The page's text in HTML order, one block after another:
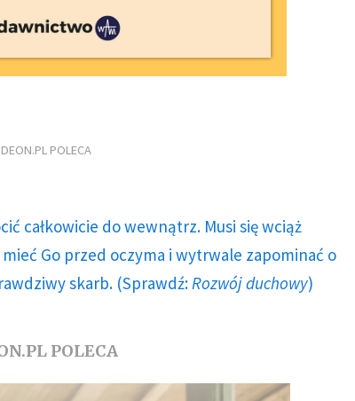
DEON.PL POLECA
całkowicie do wewnątrz. Musi się wciąż
Go przed oczyma i wytrwale zapominać o
skarb. (Sprawdź: Rozwój duchowy)
POLECA